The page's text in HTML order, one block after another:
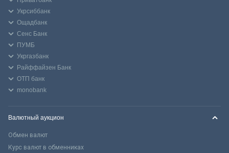
Укрсиббанк
Ощадбанк
Сенс Банк
ПУМБ
Укргазбанк
Райффайзен Банк
ОТП банк
monobank
Валютный аукцион
Обмен валют
Курс валют в обменниках